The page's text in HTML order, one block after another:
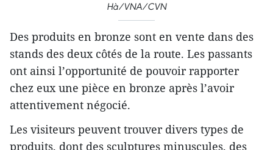
Hà/VNA/CVN
Des produits en bronze sont en vente dans des
stands des deux côtés de la route. Les passants
ont ainsi l’opportunité de pouvoir rapporter
chez eux une pièce en bronze après l’avoir
attentivement négocié.
Les visiteurs peuvent trouver divers types de
produits, dont des sculptures minuscules, des